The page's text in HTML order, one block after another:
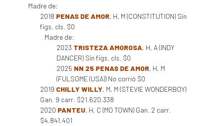
Madre de:
2018 PENAS DE AMOR, H, M (CONSTITUTION) Sin
figs. cls. $0
Madre de:
2023 TRISTEZA AMOROSA, H, A (INDY
DANCER) Sin figs. cls. $0
2025 NN 25 PENAS DE AMOR, H, M
(FULSOME (USA)) No corrió $0
2019 CHILLY WILLY, M, M (STEVIE WONDERBOY)
Gan. 9 carr. $21.620.338
2020 PANTEU, H, C (MO TOWN) Gan. 2 carr.
$4.841.401